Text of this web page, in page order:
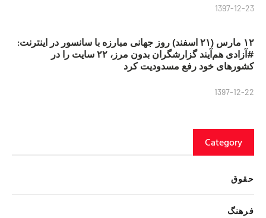
1397-12-23
۱۲ مارس (۲۱ اسفند) روز جهانی مبارزه با سانسور در اینترنت:
#آزادی هم‌آیند گزارشگران‌ بدون مرز، ۲۲ سایت را در
کشورهای خود رفع مسدودیت کرد
1397-12-22
Category
حقوق
فرهنگ